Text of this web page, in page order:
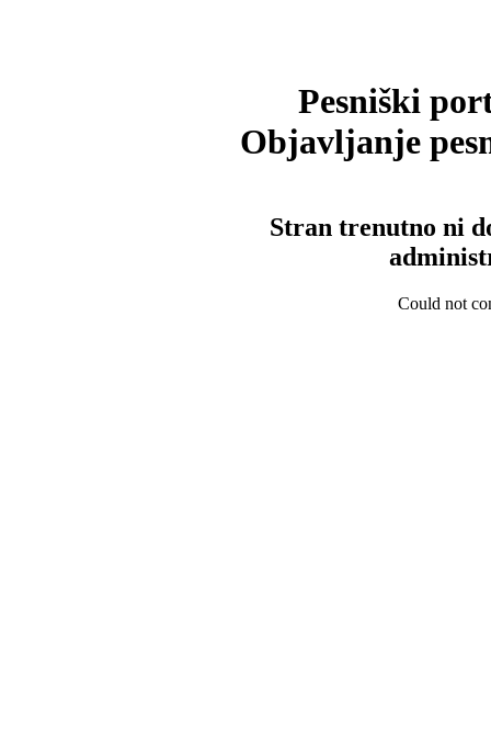
Pesniški
Objavljanje
Stran trenutno ni
Could not